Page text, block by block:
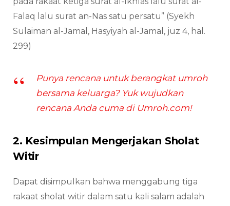
Falaq lalu surat an-Nas satu persatu” (Syekh
Sulaiman al-Jamal, Hasyiyah al-Jamal, juz 4, hal.
299)
Punya rencana untuk berangkat umroh
bersama keluarga? Yuk wujudkan
rencana Anda cuma di Umroh.com!
2. Kesimpulan Mengerjakan Sholat
Witir
Dapat disimpulkan bahwa menggabung tiga
rakaat sholat witir dalam satu kali salam adalah